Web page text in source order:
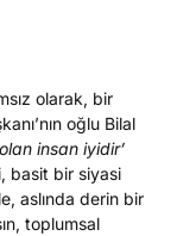
olarak, bir
oğlu Bilal
insan iyidir’
basit bir siyasi
aslında derin bir
toplumsal